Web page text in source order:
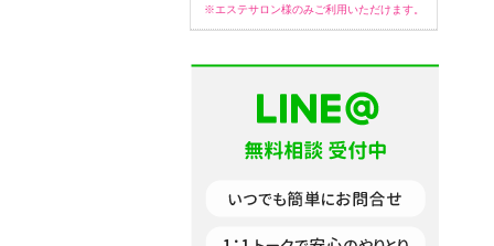
※エステサロン様のみご利用いただけます。